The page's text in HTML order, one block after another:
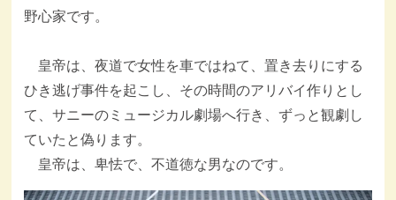
野心家です。
皇帝は、夜道で女性を車ではねて、置き去りにする
ひき逃げ事件を起こし、その時間のアリバイ作りとし
て、サニーのミュージカル劇場へ行き、ずっと観劇し
ていたと偽ります。
皇帝は、卑怯で、不道徳な男なのです。